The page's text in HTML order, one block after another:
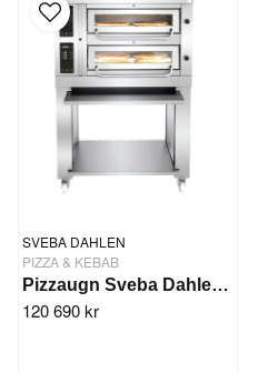
SVEBA DAHLEN
PIZZA & KEBAB
Pizzaugn Sveba Dahlen P-402 2-däck
120 690 kr